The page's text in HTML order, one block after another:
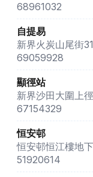
68961032
自提易
新界火炭山尾街
69059928
顯徑站
新界沙田大圍上
67154329
恒安邨
恒安邨恒江樓地
51920614